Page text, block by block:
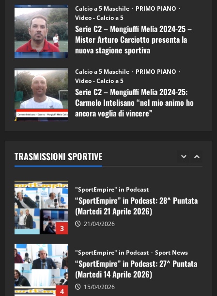
Calcio a 5 Maschile
PRIMO PIANO
Video - Calcio a 5
Serie C2 – Mongiuffi Melia 2024-25 –
Mister Arturo Carciotto presenta la
nuova stagione sportiva
Calcio a 5 Maschile
PRIMO PIANO
Video - Calcio a 5
Serie C2 – Mongiuffi Melia 2024-25:
Carmelo Intelisano “nel mio animo ho
ancora voglia di vincere”
TRASMISSIONI SPORTIVE
5
“SportEmpire” in Podcast: 26^ Puntata
(Martedi 07 Aprile 2026)
08/04/2026
1
“SportEmpire” in Podcast: 30^ Puntata
(Martedi 05 Maggio 2026)
08/05/2026
2 28/04/2026
3
“SportEmpire” in Podcast: 28^ Puntata
(Martedi 21 Aprile 2026)
4
“SportEmpire” in Podcast: 27^ Puntata
(Martedi 14 Aprile 2026)